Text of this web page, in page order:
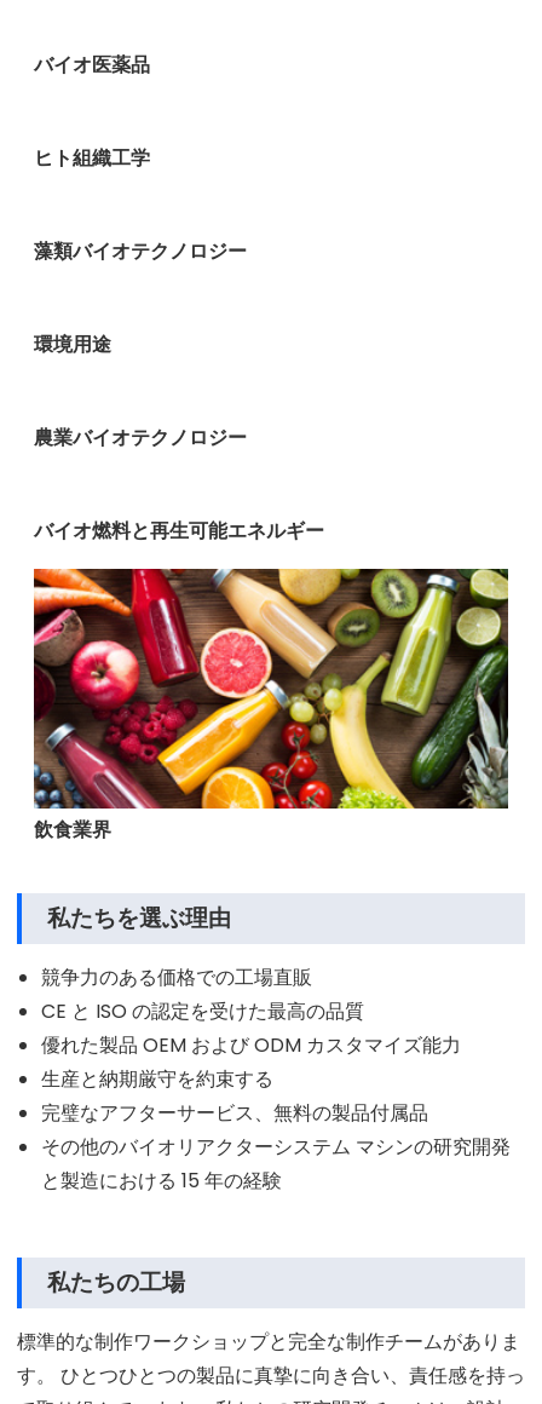
バイオ医薬品
ヒト組織工学
藻類バイオテクノロジー
環境用途
農業バイオテクノロジー
バイオ燃料と再生可能エネルギー
飲食業界
私たちを選ぶ理由
競争力のある価格での工場直販
CE と ISO の認定を受けた最高の品質
優れた製品 OEM および ODM カスタマイズ能力
生産と納期厳守を約束する
完璧なアフターサービス、無料の製品付属品
その他のバイオリアクターシステム マシンの研究開発
と製造における 15 年の経験
私たちの工場
標準的な制作ワークショップと完全な制作チームがありま
す。 ひとつひとつの製品に真摯に向き合い、責任感を持っ